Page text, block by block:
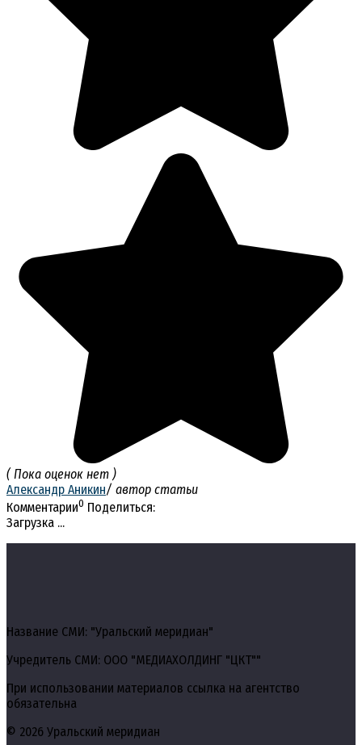
( Пока оценок нет )
Александр Аникин/ автор статьи
Комментарии0 Поделиться:
Загрузка ...
Название СМИ: "Уральский меридиан"
Учредитель СМИ: ООО "МЕДИАХОЛДИНГ "ЦКТ""
При использовании материалов ссылка на агентство
обязательна
© 2026 Уральский меридиан